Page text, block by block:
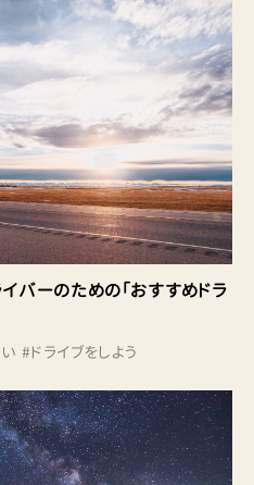
バーのための「おすすめドラ
#ドライブをしよう